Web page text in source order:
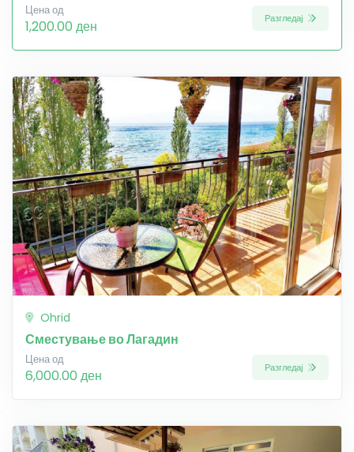
Цена од
1,200.00 ден Разгледај
Ohrid
Сместување во Лагадин
Цена од
6,000.00 ден Разгледај